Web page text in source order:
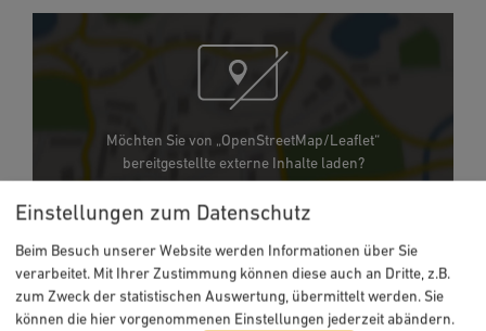
Möchten Sie von „OpenStreetMap/Leaflet“
bereitgestellte externe Inhalte laden?
Ja Immer
Treffpunkt: Bahnhofsplatz Neumarkt
92318 Neumarkt i.d.OPf.
Einstellungen zum Datenschutz
Beim Besuch unserer Website werden Informationen über Sie
verarbeitet. Mit Ihrer Zustimmung können diese auch an Dritte, z.B.
zum Zweck der statistischen Auswertung, übermittelt werden. Sie
können die hier vorgenommenen Einstellungen jederzeit abändern.